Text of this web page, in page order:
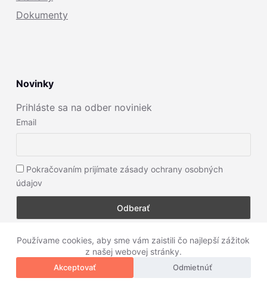
Používame cookies, aby sme vám zaistili čo najlepší zážitok
z našej webovej stránky.
Akceptovať Odmietnúť
Dokumenty
Novinky
Prihláste sa na odber noviniek
Email
Pokračovaním prijímate zásady ochrany osobných
údajov
Copyright © 2026 - Alex Bajús, Radko Modránsky,
Dominik Sabol